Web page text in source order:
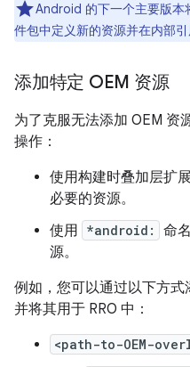
Android 的下一个主要版本
件包中定义新的资源并在内部引
添加特定 OEM 资源
为了克服无法添加 OEM 资
操作：
使用构建时叠加层扩
必要的资源。
使用 *android:
命
源。
例如，您可以通过以下方
并将其用于 RRO 中：
<path-to-OEM-